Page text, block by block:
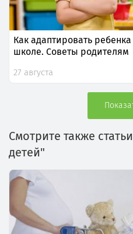
Как адаптировать
школе. Советы родителям
27 августа
Смотрите также
детей"